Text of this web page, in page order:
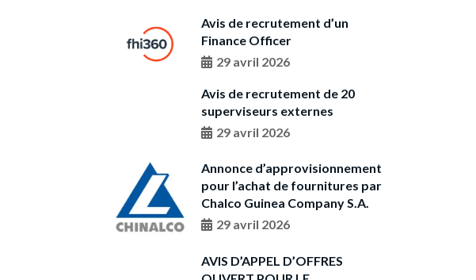
Avis de recrutement d’un
Finance Officer
29 avril 2026
Avis de recrutement de 20
superviseurs externes
29 avril 2026
Annonce d’approvisionnement
pour l’achat de fournitures par
Chalco Guinea Company S.A.
29 avril 2026
AVIS D’APPEL D’OFFRES